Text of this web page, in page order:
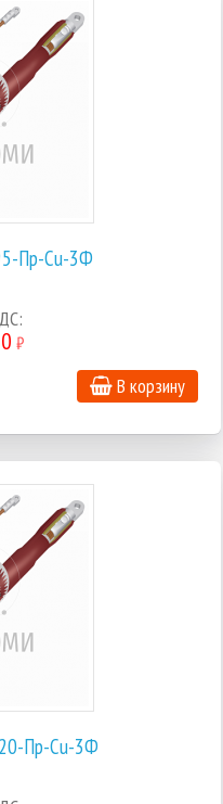
Пр-Cu-3Ф
₽
В корзину
Пр-Cu-3Ф